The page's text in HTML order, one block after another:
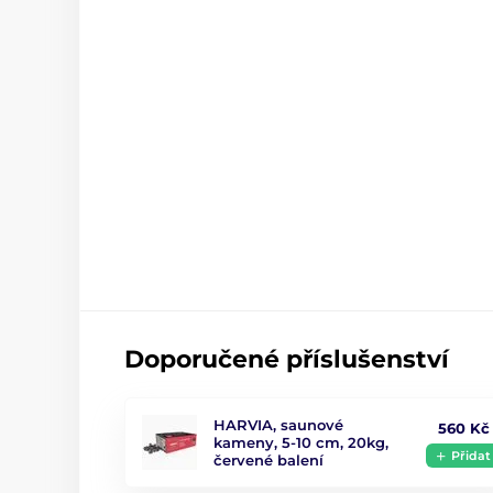
Doporučené příslušenství
HARVIA, saunové
kameny, 5-10 cm, 20kg,
červené balení
560 Kč
Přidat